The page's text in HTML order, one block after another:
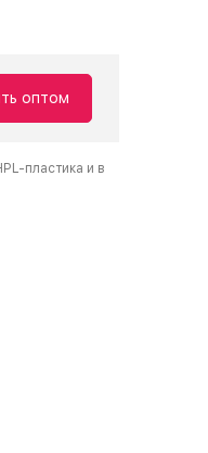
оптом
пластика и в